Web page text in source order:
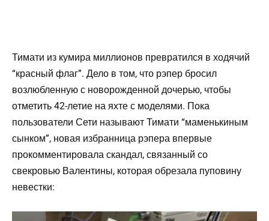
Тимати из кумира миллионов превратился в ходячий
“красный флаг”. Дело в том, что рэпер бросил
возлюбленную с новорожденной дочерью, чтобы
отметить 42-летие на яхте с моделями. Пока
пользователи Сети называют Тимати “маменькиным
сынком”, новая избранница рэпера впервые
прокомментировала скандал, связанный со
свекровью Валентины, которая обрезала пуповину
невестки: